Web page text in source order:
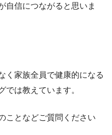
自信につながると思いま
く家族全員で健康的になる
では教えています。
ことなどご質問ください